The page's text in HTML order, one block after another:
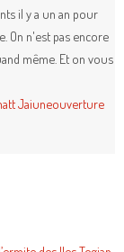
il y a un an pour
On n'est pas encore
même. Et on vous
Jaiuneouverture